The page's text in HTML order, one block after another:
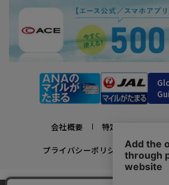
会社概要 特定商取引法に基
プライバシーポリシー 利用規